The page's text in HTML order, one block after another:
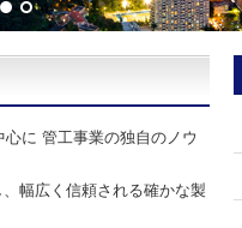
に 管工事業の独自のノウ
幅広く信頼される確かな製